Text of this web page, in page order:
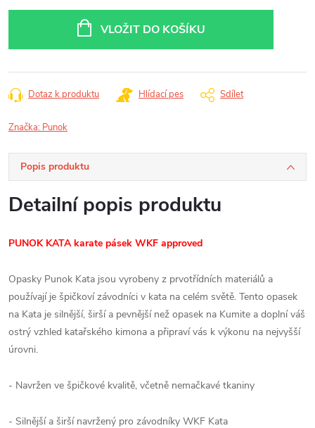
VLOŽIT DO KOŠÍKU
Dotaz k produktu Hlídací pes Sdílet
Značka: Punok
Popis produktu
Detailní popis produktu
PUNOK KATA karate pásek WKF approved
Opasky Punok Kata jsou vyrobeny z prvotřídních materiálů a
používají je špičkoví závodníci v kata na celém světě. Tento opasek
na Kata je silnější, širší a pevnější než opasek na Kumite a doplní váš
ostrý vzhled katařského kimona a připraví vás k výkonu na nejvyšší
úrovni.
- Navržen ve špičkové kvalitě, včetně nemačkavé tkaniny
- Silnější a širší navržený pro závodníky WKF Kata